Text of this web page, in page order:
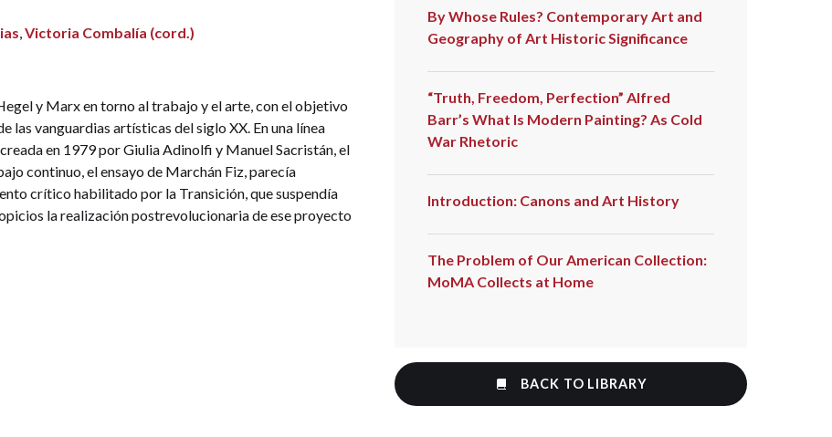
Victoria Combalía (cord.)
y Marx en torno al trabajo y el arte, con el objetivo
las vanguardias artísticas del siglo XX. En una línea
en 1979 por Giulia Adinolfi y Manuel Sacristán, el
continuo, el ensayo de Marchán Fiz, parecía
crítico habilitado por la Transición, que suspendía
la realización postrevolucionaria de ese proyecto
By Whose Rules? Contemporary Art and
Geography of Art Historic Significance
“Truth, Freedom, Perfection” Alfred
Barr’s What Is Modern Painting? As Cold
War Rhetoric
Introduction: Canons and Art History
The Problem of Our American Collection:
MoMA Collects at Home
BACK TO LIBRARY